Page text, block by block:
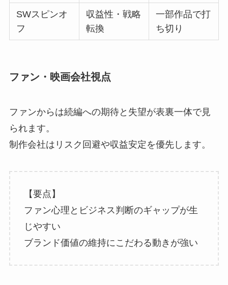
SWスピンオ
フ
収益性・戦略
転換
一部作品で打
ち切り
ファン・映画会社視点
ファンからは続編への期待と失望が表裏一体で見
られます。
制作会社はリスク回避や収益安定を優先します。
【要点】
ファン心理とビジネス判断のギャップが生
じやすい
ブランド価値の維持にこだわる動きが強い